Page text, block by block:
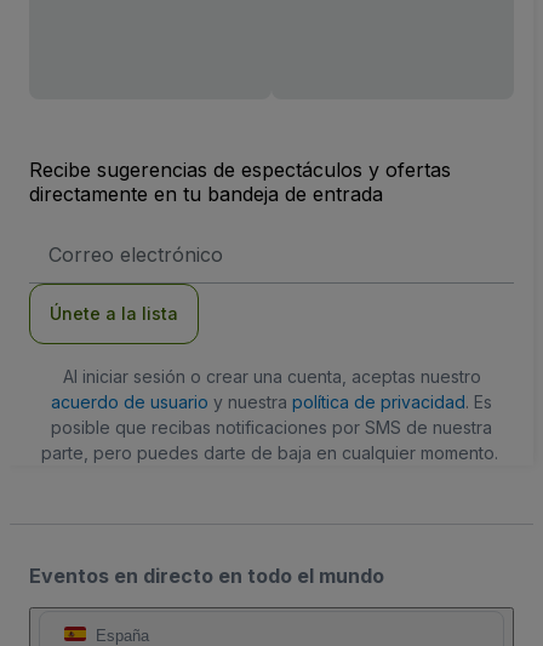
Recibe sugerencias de espectáculos y ofertas
directamente en tu bandeja de entrada
de
Únete a la lista
Al iniciar sesión o crear una cuenta, aceptas nuestro
acuerdo de usuario y nuestra política de privacidad. Es
posible que recibas notificaciones por SMS de nuestra
parte, pero puedes darte de baja en cualquier momento.
Eventos en directo en todo el mundo
España